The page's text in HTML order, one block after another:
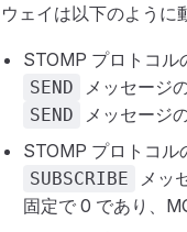
ウェイは以下のように
STOMP プロトコル
SEND メッセージ
SEND
メッセージ
STOMP プロトコル
SUBSCRIBE メッ
固定で 0 であり、